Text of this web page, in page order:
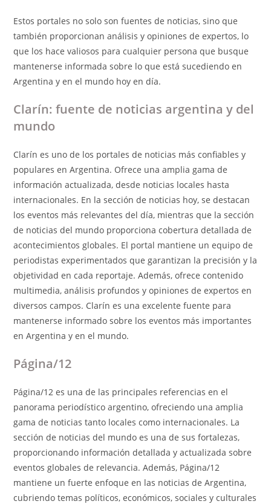
Estos portales no solo son fuentes de noticias, sino que
también proporcionan análisis y opiniones de expertos, lo
que los hace valiosos para cualquier persona que busque
mantenerse informada sobre lo que está sucediendo en
Argentina y en el mundo hoy en día.
Clarín: fuente de noticias argentina y del
mundo
Clarín es uno de los portales de noticias más confiables y
populares en Argentina. Ofrece una amplia gama de
información actualizada, desde noticias locales hasta
internacionales. En la sección de noticias hoy, se destacan
los eventos más relevantes del día, mientras que la sección
de noticias del mundo proporciona cobertura detallada de
acontecimientos globales. El portal mantiene un equipo de
periodistas experimentados que garantizan la precisión y la
objetividad en cada reportaje. Además, ofrece contenido
multimedia, análisis profundos y opiniones de expertos en
diversos campos. Clarín es una excelente fuente para
mantenerse informado sobre los eventos más importantes
en Argentina y en el mundo.
Página/12
Página/12 es una de las principales referencias en el
panorama periodístico argentino, ofreciendo una amplia
gama de noticias tanto locales como internacionales. La
sección de noticias del mundo es una de sus fortalezas,
proporcionando información detallada y actualizada sobre
eventos globales de relevancia. Además, Página/12
mantiene un fuerte enfoque en las noticias de Argentina,
cubriendo temas políticos, económicos, sociales y culturales